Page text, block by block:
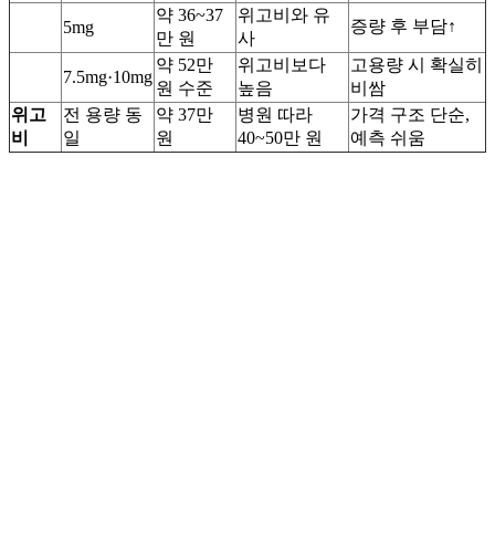
5mg
약 36~37
만 원
위고비와 유
사
증량 후 부담↑
7.5mg·10mg
약 52만
원 수준
위고비보다
높음
고용량 시 확실히
비쌈
위고
비
전 용량 동
일
약 37만
원
병원 따라
40~50만 원
가격 구조 단순,
예측 쉬움